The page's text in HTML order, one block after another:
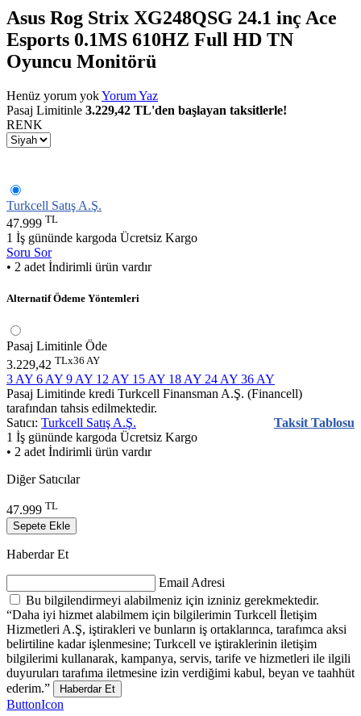
Asus Rog Strix XG248QSG 24.1 inç Ace
Esports 0.1MS 610HZ Full HD TN
Oyuncu Monitörü
Henüz yorum yokYorum Yaz
Pasaj Limitinle 3.229,42 TL'den başlayan taksitlerle!
RENK
Turkcell Satış A.Ş.
47.999 TL
1 İş gününde kargoda Ücretsiz Kargo
Soru Sor
• 2 adet İndirimli ürün vardır
Alternatif Ödeme Yöntemleri
Pasaj Limitinle Öde
3.229,42 TLx36 AY
3 AY 6 AY 9 AY 12 AY 15 AY 18 AY 24 AY 36 AY
Pasaj Limitinde kredi Turkcell Finansman A.Ş. (Financell)
tarafından tahsis edilmektedir.
Satıcı: Turkcell Satış A.Ş.
Taksit Tablosu
1 İş gününde kargoda Ücretsiz Kargo
• 2 adet İndirimli ürün vardır
Diğer Satıcılar
47.999 TL
Sepete Ekle
Haberdar Et
Email Adresi
Bu bilgilendirmeyi alabilmeniz için izniniz gerekmektedir.
“Daha iyi hizmet alabilmem için bilgilerimin Turkcell İletişim
Hizmetleri A.Ş, iştirakleri ve bunların iş ortaklarınca, tarafımca aksi
belirtiline kadar işlenmesine; Turkcell ve iştiraklerinin iletişim
bilgilerimi kullanarak, kampanya, servis, tarife ve hizmetleri ile ilgili
duyuruları tarafıma iletmesine izin verdiğimi kabul, beyan ve taahhüt
ederim.”
Haberdar Et
ButtonIcon